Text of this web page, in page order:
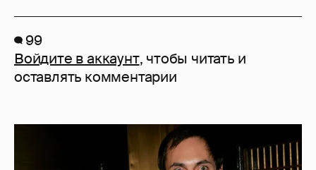
99
Войдите в аккаунт, чтобы читать и
оставлять комментарии